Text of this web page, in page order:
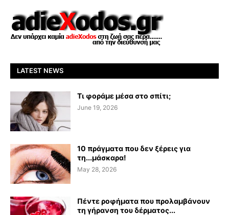
LATEST NEWS
Τι φοράμε μέσα στο σπίτι;
June 19, 2026
10 πράγματα που δεν ξέρεις για
τη...μάσκαρα!
May 28, 2026
Πέντε ροφήματα που προλαμβάνουν
τη γήρανση του δέρματος...